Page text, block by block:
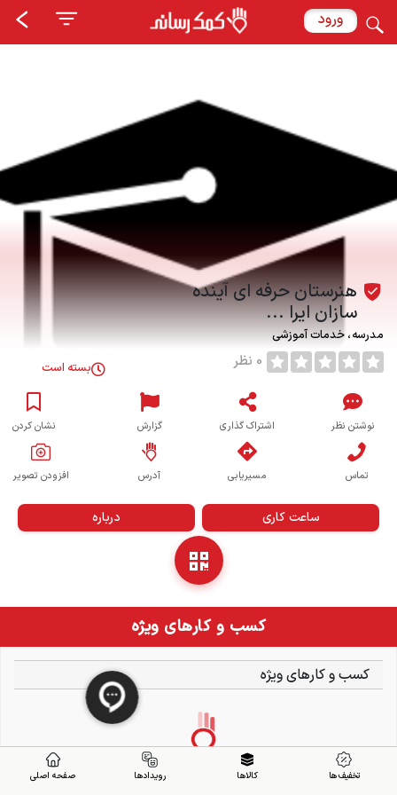
ورود
هنرستان حرفه ای آينده
سازان ايرا ...
مدرسه خدمات آموزشی
0 نظر بسته است
نوشتن نظر اشتراک گذاری گزارش نشان کردن
تماس مسیریابی آدرس افزودن تصویر
ساعت کاری درباره
کسب و کارهای ویژه
کسب و کارهای ویژه
تخفیف ها کالاها رویدادها صفحه اصلی